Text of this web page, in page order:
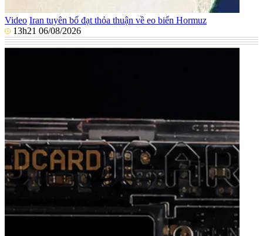
Video Iran tuyên bố đạt thỏa thuận về eo biển Hormuz
13h21 06/08/2026